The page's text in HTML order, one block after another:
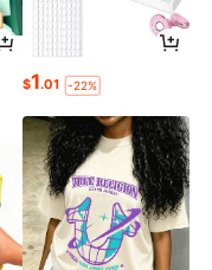
$1.01 -22%